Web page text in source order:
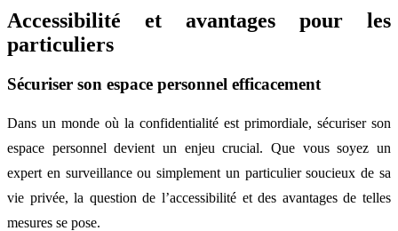
Accessibilité et avantages pour les
particuliers
Sécuriser son espace personnel efficacement
Dans un monde où la confidentialité est primordiale, sécuriser son
espace personnel devient un enjeu crucial. Que vous soyez un
expert en surveillance ou simplement un particulier soucieux de sa
vie privée, la question de l’accessibilité et des avantages de telles
mesures se pose.